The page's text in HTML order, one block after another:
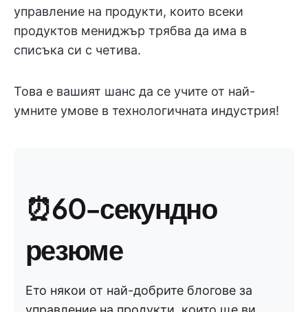
управление на продукти, които всеки
продуктов мениджър трябва да има в
списъка си с четива.
Това е вашият шанс да се учите от най-
умните умове в технологичната индустрия!
⏰60-секундно
резюме
Ето някои от най-добрите блогове за